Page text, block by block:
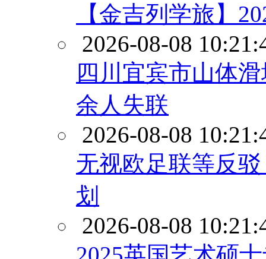
【金吉列学旅】
2026-08-08
四川宜宾市山体
余人失联
2026-08-08
无视欧足联等反
划
2026-08-08